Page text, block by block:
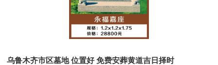
乌鲁木齐市区墓地 位置好 免费安葬黄道吉日择时